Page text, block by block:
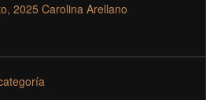
2025 Carolina Arellano